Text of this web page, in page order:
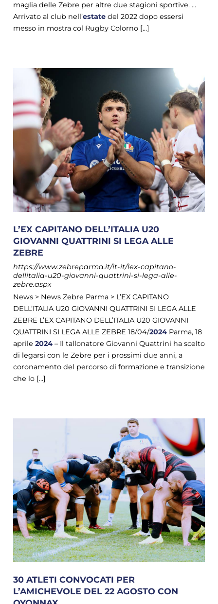
maglia delle Zebre per altre due stagioni sportive. ...
Arrivato al club nell’estatedel 2022 dopo essersi
messo in mostra col Rugby Colorno [...]
L’EX CAPITANO DELL’ITALIA U20
GIOVANNI QUATTRINI SI LEGA ALLE
ZEBRE
https://www.zebreparma.it/it-it/lex-capitano-
dellitalia-u20-giovanni-quattrini-si-lega-alle-
zebre.aspx
News > News Zebre Parma > L’EX CAPITANO
DELL’ITALIA U20 GIOVANNI QUATTRINI SI LEGA ALLE
ZEBRE L’EX CAPITANO DELL’ITALIA U20 GIOVANNI
QUATTRINI SI LEGA ALLE ZEBRE 18/04/2024Parma, 18
aprile 2024– Il tallonatore Giovanni Quattrini ha scelto
di legarsi con le Zebre per i prossimi due anni, a
coronamento del percorso di formazione e transizione
che lo [...]
30 ATLETI CONVOCATI PER
L’AMICHEVOLE DEL 22 AGOSTO CON